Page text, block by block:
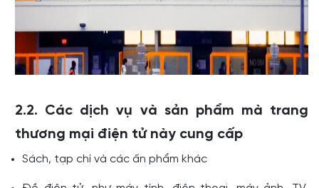
2.2. Các dịch vụ và sản phẩm mà trang
thương mại điện tử này cung cấp
Sách, tạp chí và các ấn phẩm khác